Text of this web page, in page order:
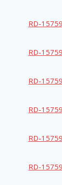
RD-
RD-
RD-
RD-
RD-
RD-